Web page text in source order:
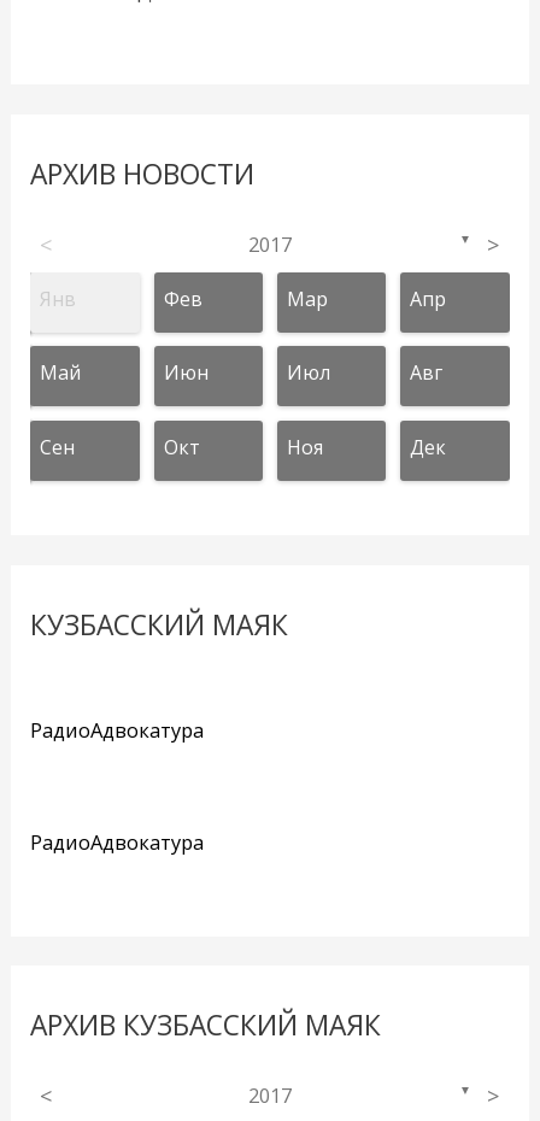
АРХИВ НОВОСТИ
< 2017 ▼ >
Янв Фев Мар Апр
Май Июн Июл Авг
Сен Окт Ноя Дек
КУЗБАССКИЙ МАЯК
РадиоАдвокатура
РадиоАдвокатура
АРХИВ КУЗБАССКИЙ МАЯК
< 2017 ▼ >